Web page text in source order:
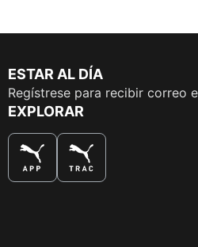
ESTAR AL DÍA
Regístrese para recibir correo
EXPLORAR